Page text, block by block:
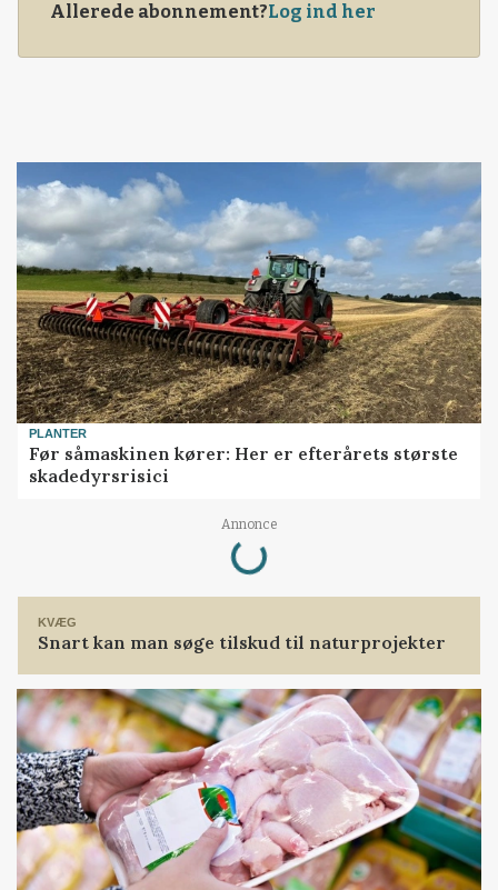
Allerede abonnement?Log ind her
PLANTER
Før såmaskinen kører: Her er efterårets største
skadedyrsrisici
Annonce
Loading...
KVÆG
Snart kan man søge tilskud til naturprojekter